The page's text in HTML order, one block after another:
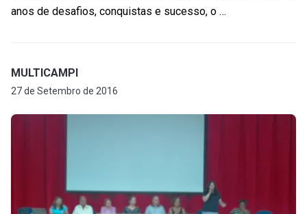
anos de desafios, conquistas e sucesso, o …
MULTICAMPI
27 de Setembro de 2016